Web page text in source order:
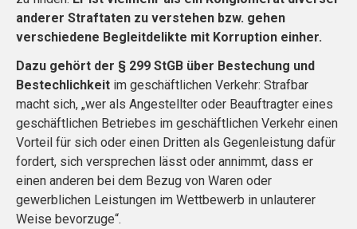
anderer Straftaten zu verstehen bzw. gehen
verschiedene Begleitdelikte mit Korruption einher.
Dazu gehört der § 299 StGB über Bestechung und
Bestechlichkeit im geschäftlichen Verkehr: Strafbar
macht sich, „wer als Angestellter oder Beauftragter eines
geschäftlichen Betriebes im geschäftlichen Verkehr einen
Vorteil für sich oder einen Dritten als Gegenleistung dafür
fordert, sich versprechen lässt oder annimmt, dass er
einen anderen bei dem Bezug von Waren oder
gewerblichen Leistungen im Wettbewerb in unlauterer
Weise bevorzuge“.